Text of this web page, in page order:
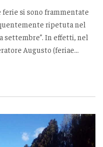
si sono frammentate
ripetuta nel
settembre”. In effetti, nel
Augusto (feriae...